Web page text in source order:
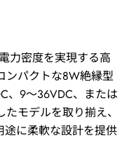
力密度を実現する高
ンパクトな8W絶縁型
、9～36VDC、または
モデルを取り揃え、
途に柔軟な設計を提供